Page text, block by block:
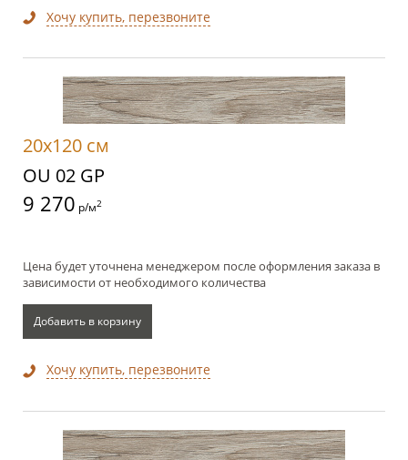
Хочу купить, перезвоните
20x120 см
OU 02 GP
9 270 р/м2
Цена будет уточнена менеджером после оформления заказа в
зависимости от необходимого количества
Добавить в корзину
Хочу купить, перезвоните